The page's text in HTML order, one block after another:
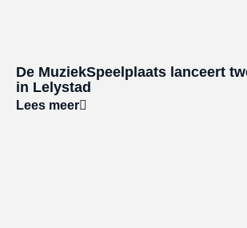
De MuziekSpeelplaats lanceert
in Lelystad
Lees meer